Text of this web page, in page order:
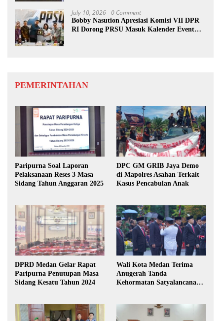
July 10, 2026 0 Comment
Bobby Nasution Apresiasi Komisi VII DPR
RI Dorong PRSU Masuk Kalender Event
PEMERINTAHAN
Paripurna Soal Laporan
Pelaksanaan Reses 3 Masa
Sidang Tahun Anggaran 2025
DPC GM GRIB Jaya Demo
di Mapolres Asahan Terkait
Kasus Pencabulan Anak
DPRD Medan Gelar Rapat
Paripurna Penutupan Masa
Sidang Kesatu Tahun 2024
Wali Kota Medan Terima
Anugerah Tanda
Kehormatan Satyalancana